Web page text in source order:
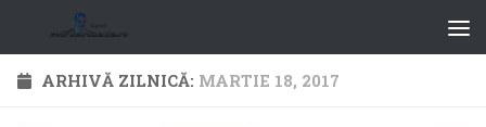
ARHIVĂ ZILNICĂ: MARTIE 18, 2017